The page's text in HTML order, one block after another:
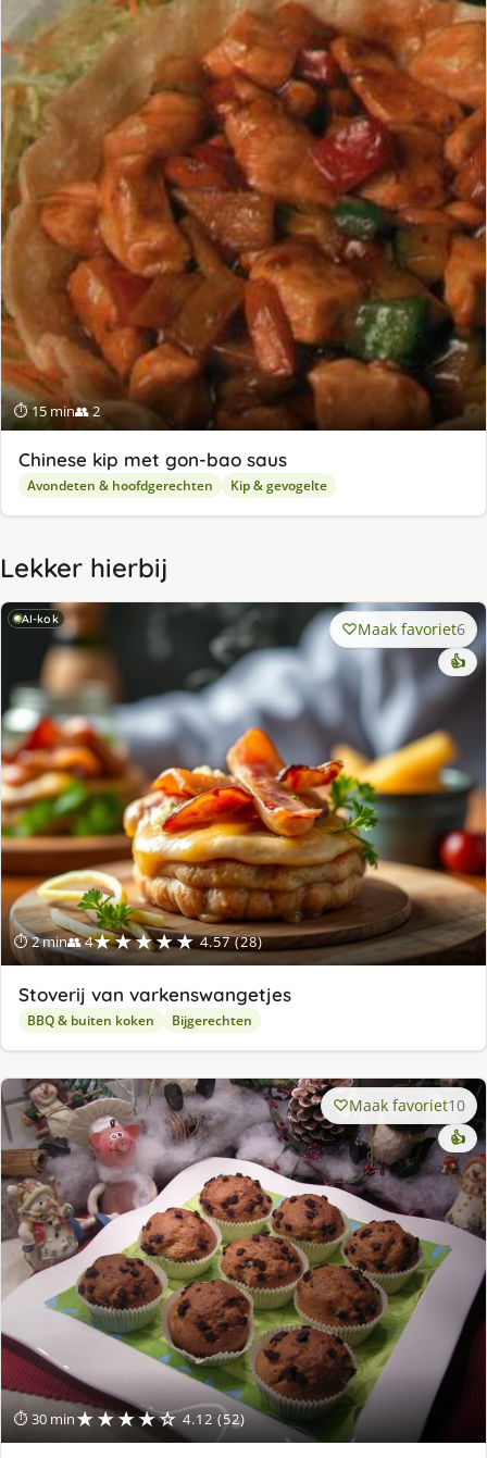
⏱ 15 min👥 2
Chinese kip met gon-bao saus
Avondeten & hoofdgerechten Kip & gevogelte
Lekker hierbij
AI-kok
⏱ 2 min👥 4★★★★★ 4.57 (28)
Maak favoriet6
👍
Stoverij van varkenswangetjes
BBQ & buiten koken Bijgerechten
⏱ 30 min★★★★☆ 4.12 (52)
Maak favoriet10
👍